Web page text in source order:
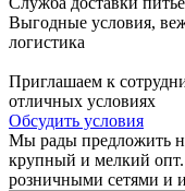
Выгодные условия,
логистика
Приглашаем к
отличных условиях
Обсудить условия
Мы рады предложить
крупный и мелкий
розничными сетями и